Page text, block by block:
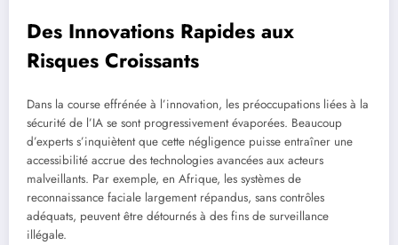
Des Innovations Rapides aux
Risques Croissants
Dans la course effrénée à l’innovation, les préoccupations liées à la
sécurité de l’IA se sont progressivement évaporées. Beaucoup
d’experts s’inquiètent que cette négligence puisse entraîner une
accessibilité accrue des technologies avancées aux acteurs
malveillants. Par exemple, en Afrique, les systèmes de
reconnaissance faciale largement répandus, sans contrôles
adéquats, peuvent être détournés à des fins de surveillance
illégale.